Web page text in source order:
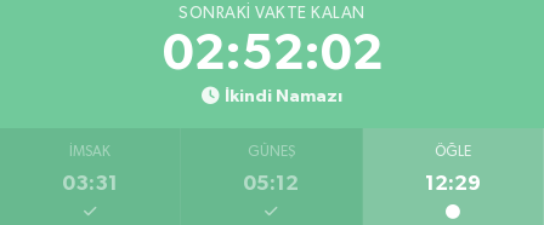
SONRAKI VAKTE KALAN
02:52:01
İkindi Namazı
İMSAK
03:31
GÜNEŞ
05:12
ÖĞLE
12:29